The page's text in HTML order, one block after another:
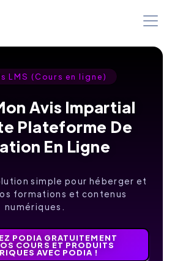
LMS (Cours en ligne)
Avis Impartial
Plateforme De
En Ligne
simple pour héberger et
formations et contenus
numériques.
PODIA GRATUITEMENT
COURS ET PRODUITS
AVEC PODIA !